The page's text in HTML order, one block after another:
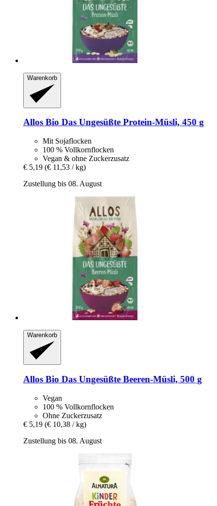
Warenkorb
Allos Bio Das Ungesüßte Protein-​Müsli, 450 g
Mit Sojaflocken
100 % Vollkornflocken
Vegan & ohne Zuckerzusatz
€ 5,19 (€ 11,53 / kg)
Zustellung bis 08. August
Warenkorb
Allos Bio Das Ungesüßte Beeren-​Müsli, 500 g
Vegan
100 % Vollkornflocken
Ohne Zuckerzusatz
€ 5,19 (€ 10,38 / kg)
Zustellung bis 08. August